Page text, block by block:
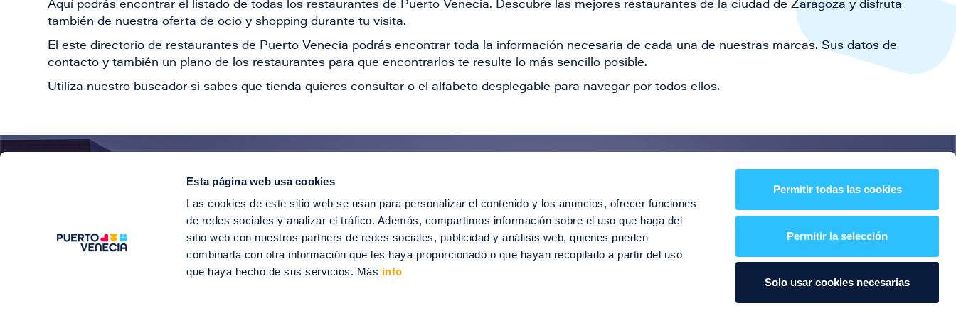
Esta página web usa cookies
Las cookies de este sitio web se usan para personalizar el contenido y los anuncios, ofrecer funciones
de redes sociales y analizar el tráfico. Además, compartimos información sobre el uso que haga del
sitio web con nuestros partners de redes sociales, publicidad y análisis web, quienes pueden
combinarla con otra información que les haya proporcionado o que hayan recopilado a partir del uso
que haya hecho de sus servicios. Más info
Permitir todas las cookies
Permitir la selección
Solo usar cookies necesarias
Aquí podrás encontrar el listado de todas los restaurantes de Puerto Venecia. Descubre las mejores restaurantes de la ciudad de Zaragoza y disfruta
también de nuestra oferta de ocio y shopping durante tu visita.
El este directorio de restaurantes de Puerto Venecia podrás encontrar toda la información necesaria de cada una de nuestras marcas. Sus datos de
contacto y también un plano de los restaurantes para que encontrarlos te resulte lo más sencillo posible.
Utiliza nuestro buscador si sabes que tienda quieres consultar o el alfabeto desplegable para navegar por todos ellos.
¡Entérate de todas nuestras novedades!
Suscríbete para recibir ofertas especiales, descuentos, eventos y mucho más
SUSCRÍBETE